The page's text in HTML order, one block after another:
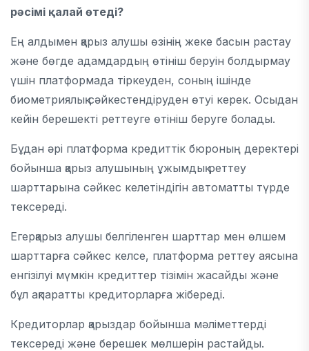
рәсімі қалай өтеді?
Ең алдымен қарыз алушы өзінің жеке басын растау
және бөгде адамдардың өтініш беруін болдырмау
үшін платформада тіркеуден, соның ішінде
биометриялық сәйкестендіруден өтуі керек. Осыдан
кейін берешекті реттеуге өтініш беруге болады.
Бұдан әрі платформа кредиттік бюроның деректері
бойынша қарыз алушының ұжымдық реттеу
шарттарына сәйкес келетіндігін автоматты түрде
тексереді.
Егерқарыз алушы белгіленген шарттар мен өлшем
шарттарға сәйкес келсе, платформа реттеу аясына
енгізілуі мүмкін кредиттер тізімін жасайды және
бұл ақпаратты кредиторларға жібереді.
Кредиторлар қарыздар бойынша мәліметтерді
тексереді және берешек мөлшерін растайды.